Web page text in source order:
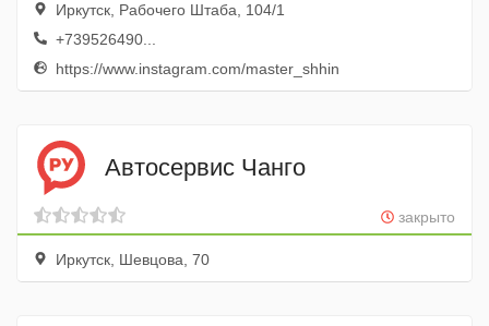
Иркутск, Рабочего Штаба, 104/1
+739526490...
https://www.instagram.com/master_shhin
Автосервис Чанго
закрыто
Иркутск, Шевцова, 70